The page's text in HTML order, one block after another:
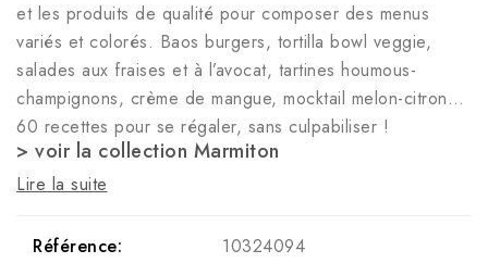
et les produits de qualité pour composer des menus
variés et colorés. Baos burgers, tortilla bowl veggie,
salades aux fraises et à l’avocat, tartines houmous-
champignons, crème de mangue, mocktail melon-citron…
60 recettes pour se régaler, sans culpabiliser !
> voir la collection Marmiton
Lire la suite
Référence: 10324094